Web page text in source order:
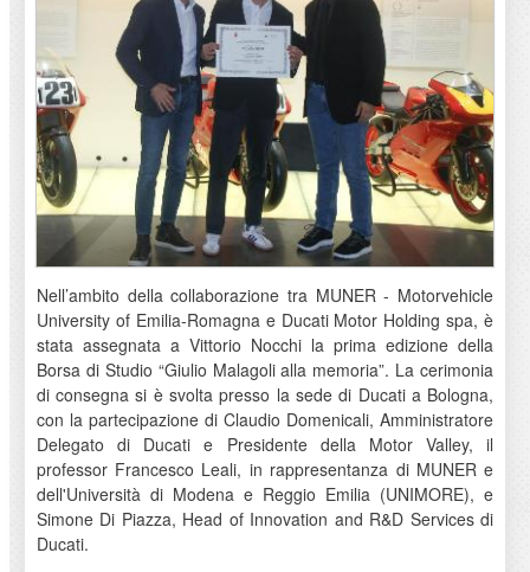
Nell’ambito della collaborazione tra MUNER - Motorvehicle
University of Emilia-Romagna e Ducati Motor Holding spa, è
stata assegnata a Vittorio Nocchi la prima edizione della
Borsa di Studio “Giulio Malagoli alla memoria”. La cerimonia
di consegna si è svolta presso la sede di Ducati a Bologna,
con la partecipazione di Claudio Domenicali, Amministratore
Delegato di Ducati e Presidente della Motor Valley, il
professor Francesco Leali, in rappresentanza di MUNER e
dell'Università di Modena e Reggio Emilia (UNIMORE), e
Simone Di Piazza, Head of Innovation and R&D Services di
Ducati.